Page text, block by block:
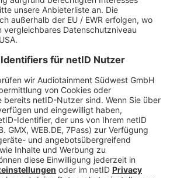
Mischung aus R&B, Pop und
zählt Wes Nelson zu
Sänger und Songwriter, der
seine Teilnahme an der TV-
UK“ bekannt wurde, hat sich
Künstler etabliert
musikalische Karriere